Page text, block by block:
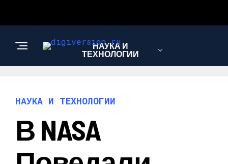
НАУКА И
ТЕХНОЛОГИИ
НАУКА И ТЕХНОЛОГИИ
В NASA